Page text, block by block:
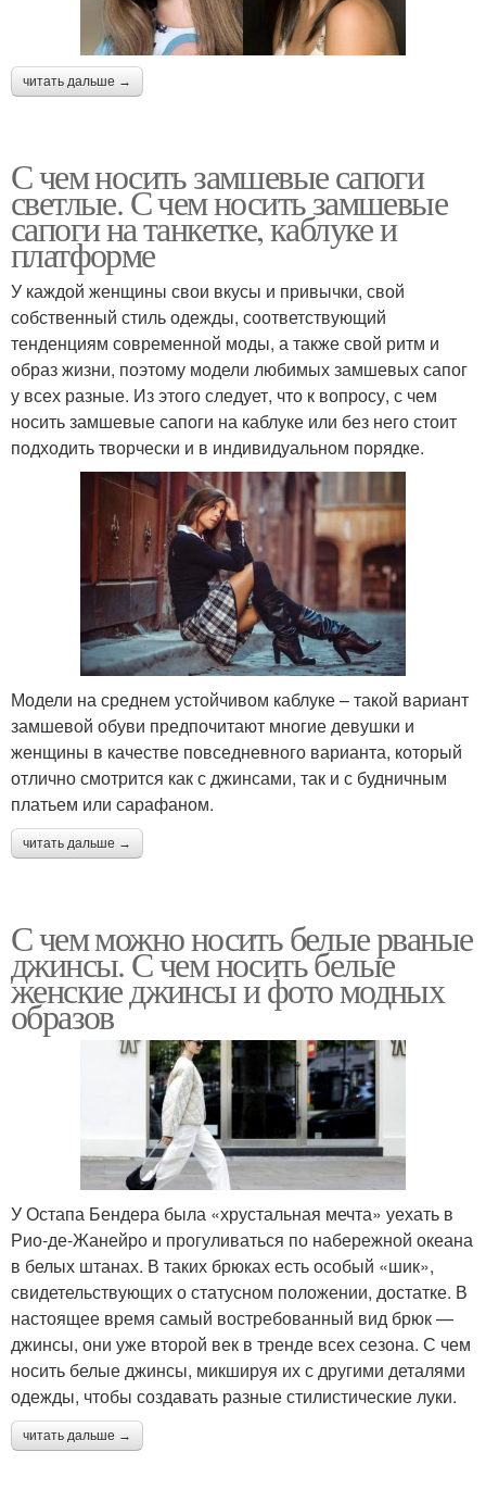
читать дальше →
С чем носить замшевые сапоги
светлые. С чем носить замшевые
сапоги на танкетке, каблуке и
платформе
У каждой женщины свои вкусы и привычки, свой
собственный стиль одежды, соответствующий
тенденциям современной моды, а также свой ритм и
образ жизни, поэтому модели любимых замшевых сапог
у всех разные. Из этого следует, что к вопросу, с чем
носить замшевые сапоги на каблуке или без него стоит
подходить творчески и в индивидуальном порядке.
Модели на среднем устойчивом каблуке – такой вариант
замшевой обуви предпочитают многие девушки и
женщины в качестве повседневного варианта, который
отлично смотрится как с джинсами, так и с будничным
платьем или сарафаном.
читать дальше →
С чем можно носить белые рваные
джинсы. С чем носить белые
женские джинсы и фото модных
образов
У Остапа Бендера была «хрустальная мечта» уехать в
Рио-де-Жанейро и прогуливаться по набережной океана
в белых штанах. В таких брюках есть особый «шик»,
свидетельствующих о статусном положении, достатке. В
настоящее время самый востребованный вид брюк —
джинсы, они уже второй век в тренде всех сезона. С чем
носить белые джинсы, микшируя их с другими деталями
одежды, чтобы создавать разные стилистические луки.
читать дальше →